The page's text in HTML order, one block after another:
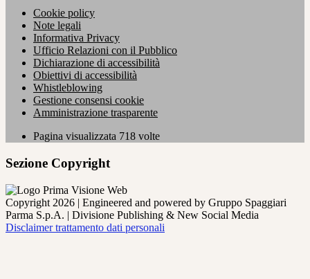
Cookie policy
Note legali
Informativa Privacy
Ufficio Relazioni con il Pubblico
Dichiarazione di accessibilità
Obiettivi di accessibilità
Whistleblowing
Gestione consensi cookie
Amministrazione trasparente
Pagina visualizzata 718 volte
Sezione Copyright
Copyright 2026 | Engineered and powered by Gruppo Spaggiari
Parma S.p.A. | Divisione Publishing & New Social Media
Disclaimer trattamento dati personali